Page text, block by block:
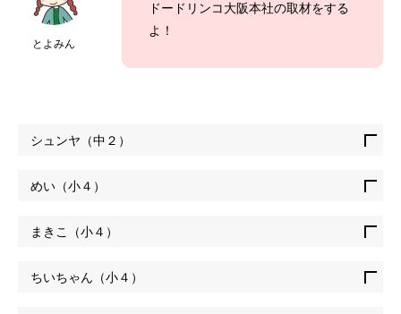
とよみん
ドードリンコ大阪本社の取材をする
よ！
シュンヤ（中２）
めい（小４）
まきこ（小４）
ちいちゃん（小４）